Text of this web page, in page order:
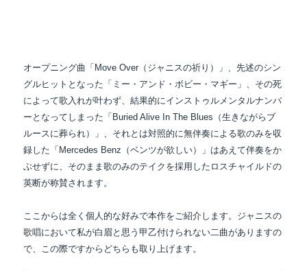
オープニング曲「Move Over（ジャニスの祈り）」、先述のシン
グルヒットとなった「ミー・アンド・ボビー・マギー」、その死
によって歌入れが叶わず、結果的にインストゥルメンタルナンバ
ーとなってしまった「Buried Alive In The Blues（生きながらブ
ルースに葬られ）」、それとは対照的に無伴奏による歌のみを収
録した「Mercedes Benz（ベンツが欲しい）」はあえて伴奏をか
ぶせずに、そのまま歌のみのテイクを採用したロスチャイルドの
英断が称賛されます。
ここからは全く個人的な好みで本作をご紹介します。ジャニスの
歌唱において私が白眉と思う甲乙付けられない二曲がありますの
で、この際ですからどちらも取り上げます。